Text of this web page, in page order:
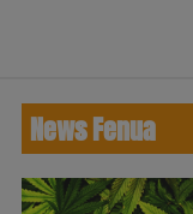
News Fenua